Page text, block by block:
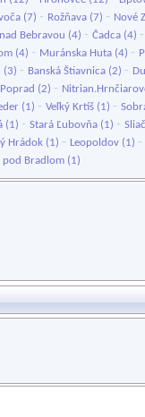
(7) - Rožňava (7) - Nové
Bebravou (4) - Čadca (4) -
(4) - Muránska Huta (4) -
(3) - Banská Štiavnica (2) -
Poprad (2) -
(1) - Veľký Krtíš (1) -
(1) - Stará Ľubovňa (1) - Sliač
Hrádok (1) - Leopoldov (1) -
pod Bradlom (1)